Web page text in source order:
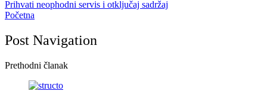
Prihvati neophodni servis i otključaj sadržaj
Početna
Post Navigation
Prethodni članak